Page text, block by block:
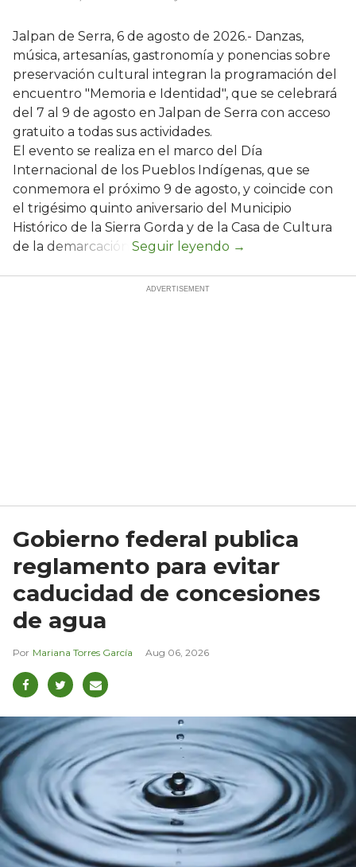
Jalpan de Serra, 6 de agosto de 2026.- Danzas,
música, artesanías, gastronomía y ponencias sobre
preservación cultural integran la programación del
encuentro "Memoria e Identidad", que se celebrará
del 7 al 9 de agosto en Jalpan de Serra con acceso
gratuito a todas sus actividades.
El evento se realiza en el marco del Día
Internacional de los Pueblos Indígenas, que se
conmemora el próximo 9 de agosto, y coincide con
el trigésimo quinto aniversario del Municipio
Histórico de la Sierra Gorda y de la Casa de Cultura
de la demarcación.
Gobierno federal publica
reglamento para evitar
caducidad de concesiones
de agua
Mariana Torres García Aug 06, 2026